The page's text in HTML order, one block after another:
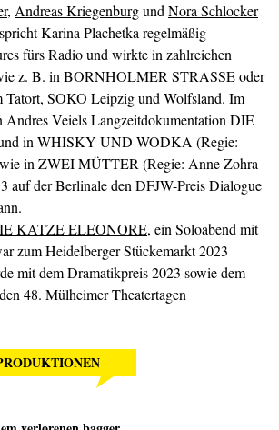
, Andreas Kriegenburgund Nora Schlocker
Karina Plachetka regelmäßig
fürs Radio und wirkte in zahlreichen
z. B. in BORNHOLMER STRASSE oder
Tatort, SOKO Leipzig und Wolfsland. Im
Veiels Langzeitdokumentation DIE
in WHISKY UND WODKA (Regie:
in ZWEI MÜTTER (Regie: Anne Zohra
auf der Berlinale den DFJW-Preis Dialogue
KATZE ELEONORE, ein Soloabend mit
zum Heidelberger Stückemarkt 2023
mit dem Dramatikpreis 2023 sowie dem
48. Mülheimer Theatertagen